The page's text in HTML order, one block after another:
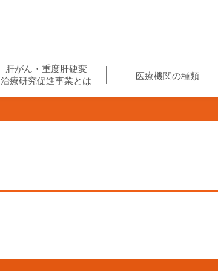
肝がん・重度肝硬変
治療研究促進事業とは
医療機関の種類